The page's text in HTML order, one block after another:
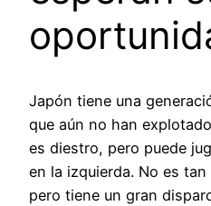
Japón tiene una
que aún no han
es diestro, pero puede
en la izquierda. No es
pero tiene un gran